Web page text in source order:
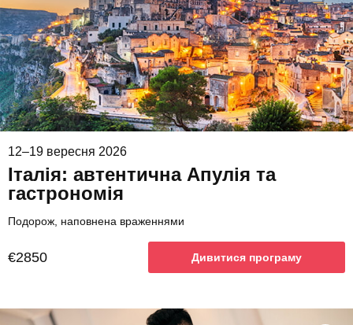
12–19 вересня 2026
Італія: автентична Апулія та
гастрономія
Подорож, наповнена враженнями
€2850 Дивитися програму